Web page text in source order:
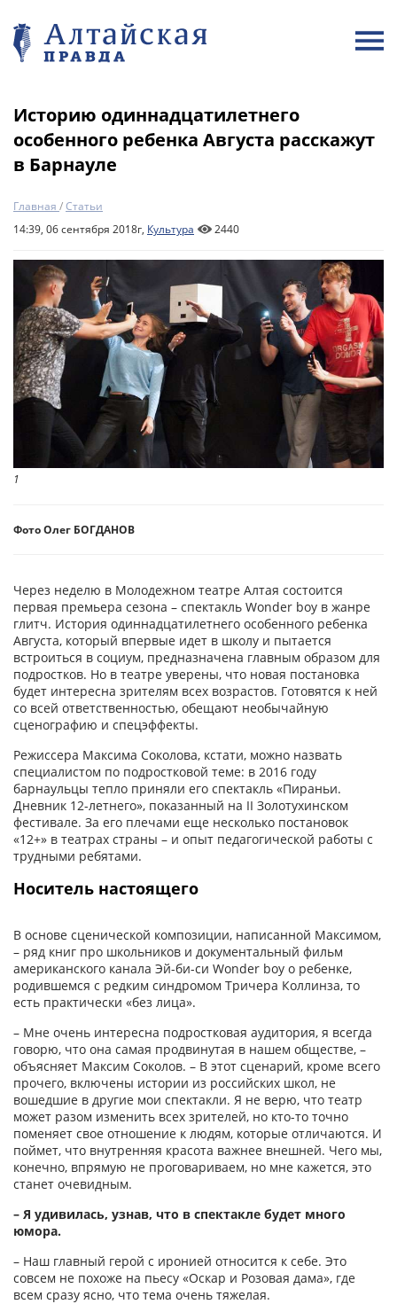
Историю одиннадцатилетнего
особенного ребенка Августа расскажут
в Барнауле
Главная /Статьи
14:39, 06 сентября 2018г, Культура 2440
1
Фото Олег БОГДАНОВ
Через неделю в Молодежном театре Алтая состоится
первая премьера сезона – спектакль Wonder boy в жанре
глитч. История одиннадцатилетнего особенного ребенка
Августа, который впервые идет в школу и пытается
встроиться в социум, предназначена главным образом для
подростков. Но в театре уверены, что новая постановка
будет интересна зрителям всех возрастов. Готовятся к ней
со всей ответственностью, обещают необычайную
сценографию и спецэффекты.
Режиссера Максима Соколова, кстати, можно назвать
специалистом по подростковой теме: в 2016 году
барнаульцы тепло приняли его спектакль «Пираньи.
Дневник 12-летнего», показанный на II Золотухинском
фестивале. За его плечами еще несколько постановок
«12+» в театрах страны – и опыт педагогической работы с
трудными ребятами.
Носитель настоящего
В основе сценической композиции, написанной Максимом,
– ряд книг про школьников и документальный фильм
американского канала Эй-би-си Wonder boy о ребенке,
родившемся с редким синдромом Тричера Коллинза, то
есть практически «без лица».
– Мне очень интересна подростковая аудитория, я всегда
говорю, что она самая продвинутая в нашем обществе, –
объясняет Максим Соколов. – В этот сценарий, кроме всего
прочего, включены истории из российских школ, не
вошедшие в другие мои спектакли. Я не верю, что театр
может разом изменить всех зрителей, но кто-то точно
поменяет свое отношение к людям, которые отличаются. И
поймет, что внутренняя красота важнее внешней. Чего мы,
конечно, впрямую не проговариваем, но мне кажется, это
станет очевидным.
– Я удивилась, узнав, что в спектакле будет много
юмора.
– Наш главный герой с иронией относится к себе. Это
совсем не похоже на пьесу «Оскар и Розовая дама», где
всем сразу ясно, что тема очень тяжелая.